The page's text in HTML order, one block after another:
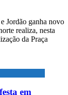
Jordão ganha novo
realiza, nesta
da Praça
em